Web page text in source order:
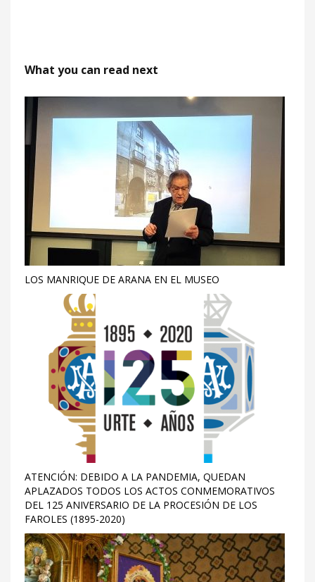
What you can read next
LOS MANRIQUE DE ARANA EN EL MUSEO
ATENCIÓN: DEBIDO A LA PANDEMIA, QUEDAN
APLAZADOS TODOS LOS ACTOS CONMEMORATIVOS
DEL 125 ANIVERSARIO DE LA PROCESIÓN DE LOS
FAROLES (1895-2020)